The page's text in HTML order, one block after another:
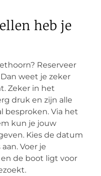
heb je
Reserveer
weet je zeker
Zeker in het
druk en zijn alle
besproken. Via het
kun je jouw
Kies de datum
Voer je
de boot ligt voor